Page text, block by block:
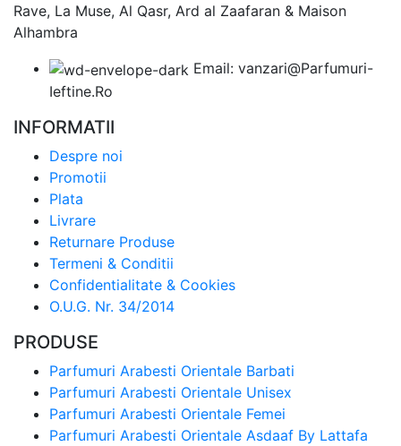
Rave, La Muse, Al Qasr, Ard al Zaafaran & Maison
Alhambra
Email: vanzari@Parfumuri-
Ieftine.Ro
INFORMATII
Despre noi
Promotii
Plata
Livrare
Returnare Produse
Termeni & Conditii
Confidentialitate & Cookies
O.U.G. Nr. 34/2014
PRODUSE
Parfumuri Arabesti Orientale Barbati
Parfumuri Arabesti Orientale Unisex
Parfumuri Arabesti Orientale Femei
Parfumuri Arabesti Orientale Asdaaf By Lattafa